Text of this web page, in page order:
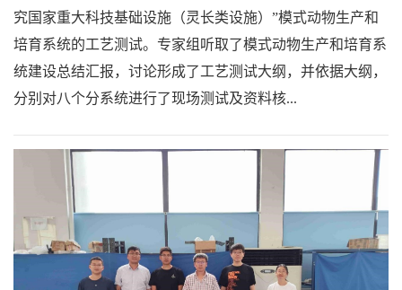
究国家重大科技基础设施（灵长类设施）”模式动物生产和
培育系统的工艺测试。专家组听取了模式动物生产和培育系
统建设总结汇报，讨论形成了工艺测试大纲，并依据大纲，
分别对八个分系统进行了现场测试及资料核...